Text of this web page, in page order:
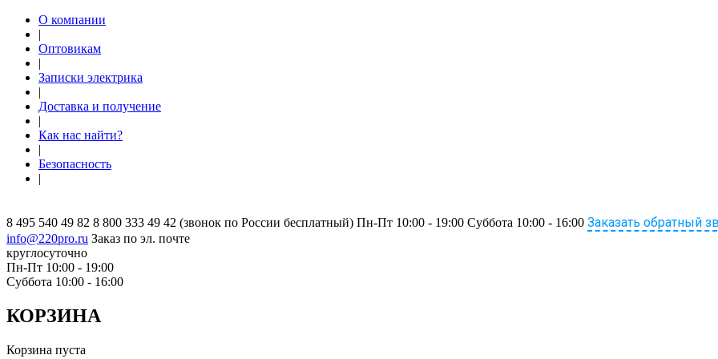
О компании
|
Оптовикам
|
Записки электрика
|
Доставка и получение
|
Как нас найти?
|
Безопасность
|
8 495 540 49 82 8 800 333 49 42 (звонок по России бесплатный) Пн-Пт 10:00 - 19:00 Суббота 10:00 - 16:00 Заказать обратный
info@220pro.ru Заказ по эл. почте
круглосуточно
Пн-Пт 10:00 - 19:00
Суббота 10:00 - 16:00
КОРЗИНА
Корзина пуста